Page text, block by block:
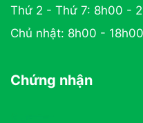
Thứ 2 - Thứ 7: 8h00 -
Chủ nhật: 8h00 - 18h00
Chứng nhận